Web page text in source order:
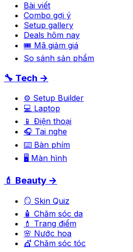
Bài viết
Combo gợi ý
Setup gallery
Deals hôm nay
🎟 Mã giảm giá
So sánh sản phẩm
🔧 Tech →
⚙️ Setup Builder
💻 Laptop
📱 Điện thoại
🎧 Tai nghe
⌨️ Bàn phím
🖥️ Màn hình
💄 Beauty →
🪞 Skin Quiz
🧴 Chăm sóc da
💄 Trang điểm
🌸 Nước hoa
💇 Chăm sóc tóc